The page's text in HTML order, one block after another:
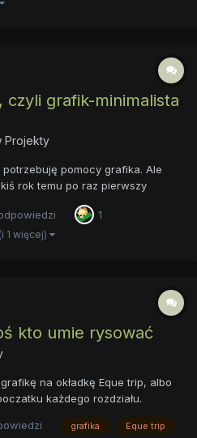
czyli grafik-minimalista
Projekty
pomocy grafika. Ale
rok temu po raz pierwszy
– i zakochałam się w tej
na kilka różnych polskich
zdolne, ale...
1
(i 1 więcej)
kto umie rysować
na okładkę Eque trip, albo
każdego rozdziału.
mówiła o co w nim chodzi -
grafika Eque trip